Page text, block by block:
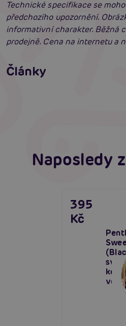
Technické specifikace se
předchozího upozornění.
informativní charakter. Běžná
prodejně. Cena na internetu a
Články
neodolatelně sexy
Číst více
Erotická inteligence:
Naposledy
395
Kč